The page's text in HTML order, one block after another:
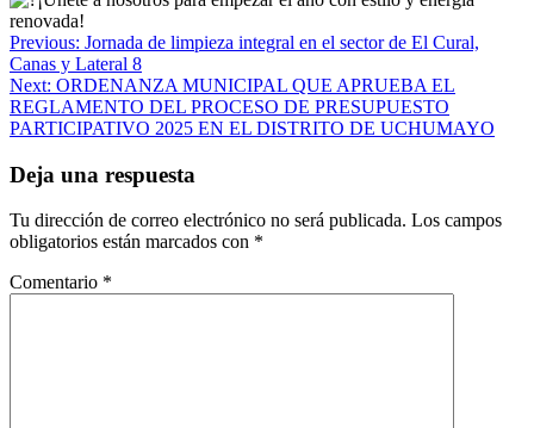
renovada!
Navegación
de
entradas
Previous: Jornada de limpieza integral en el sector de El Cural,
Canas y Lateral 8
Next: ORDENANZA MUNICIPAL QUE APRUEBA EL
REGLAMENTO DEL PROCESO DE PRESUPUESTO
PARTICIPATIVO 2025 EN EL DISTRITO DE UCHUMAYO
Deja una respuesta
Tu dirección de correo electrónico no será publicada. Los campos
obligatorios están marcados con *
Comentario *